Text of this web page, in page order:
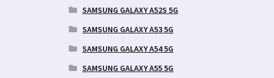
SAMSUNG GALAXY A52S 5G
SAMSUNG GALAXY A53 5G
SAMSUNG GALAXY A54 5G
SAMSUNG GALAXY A55 5G